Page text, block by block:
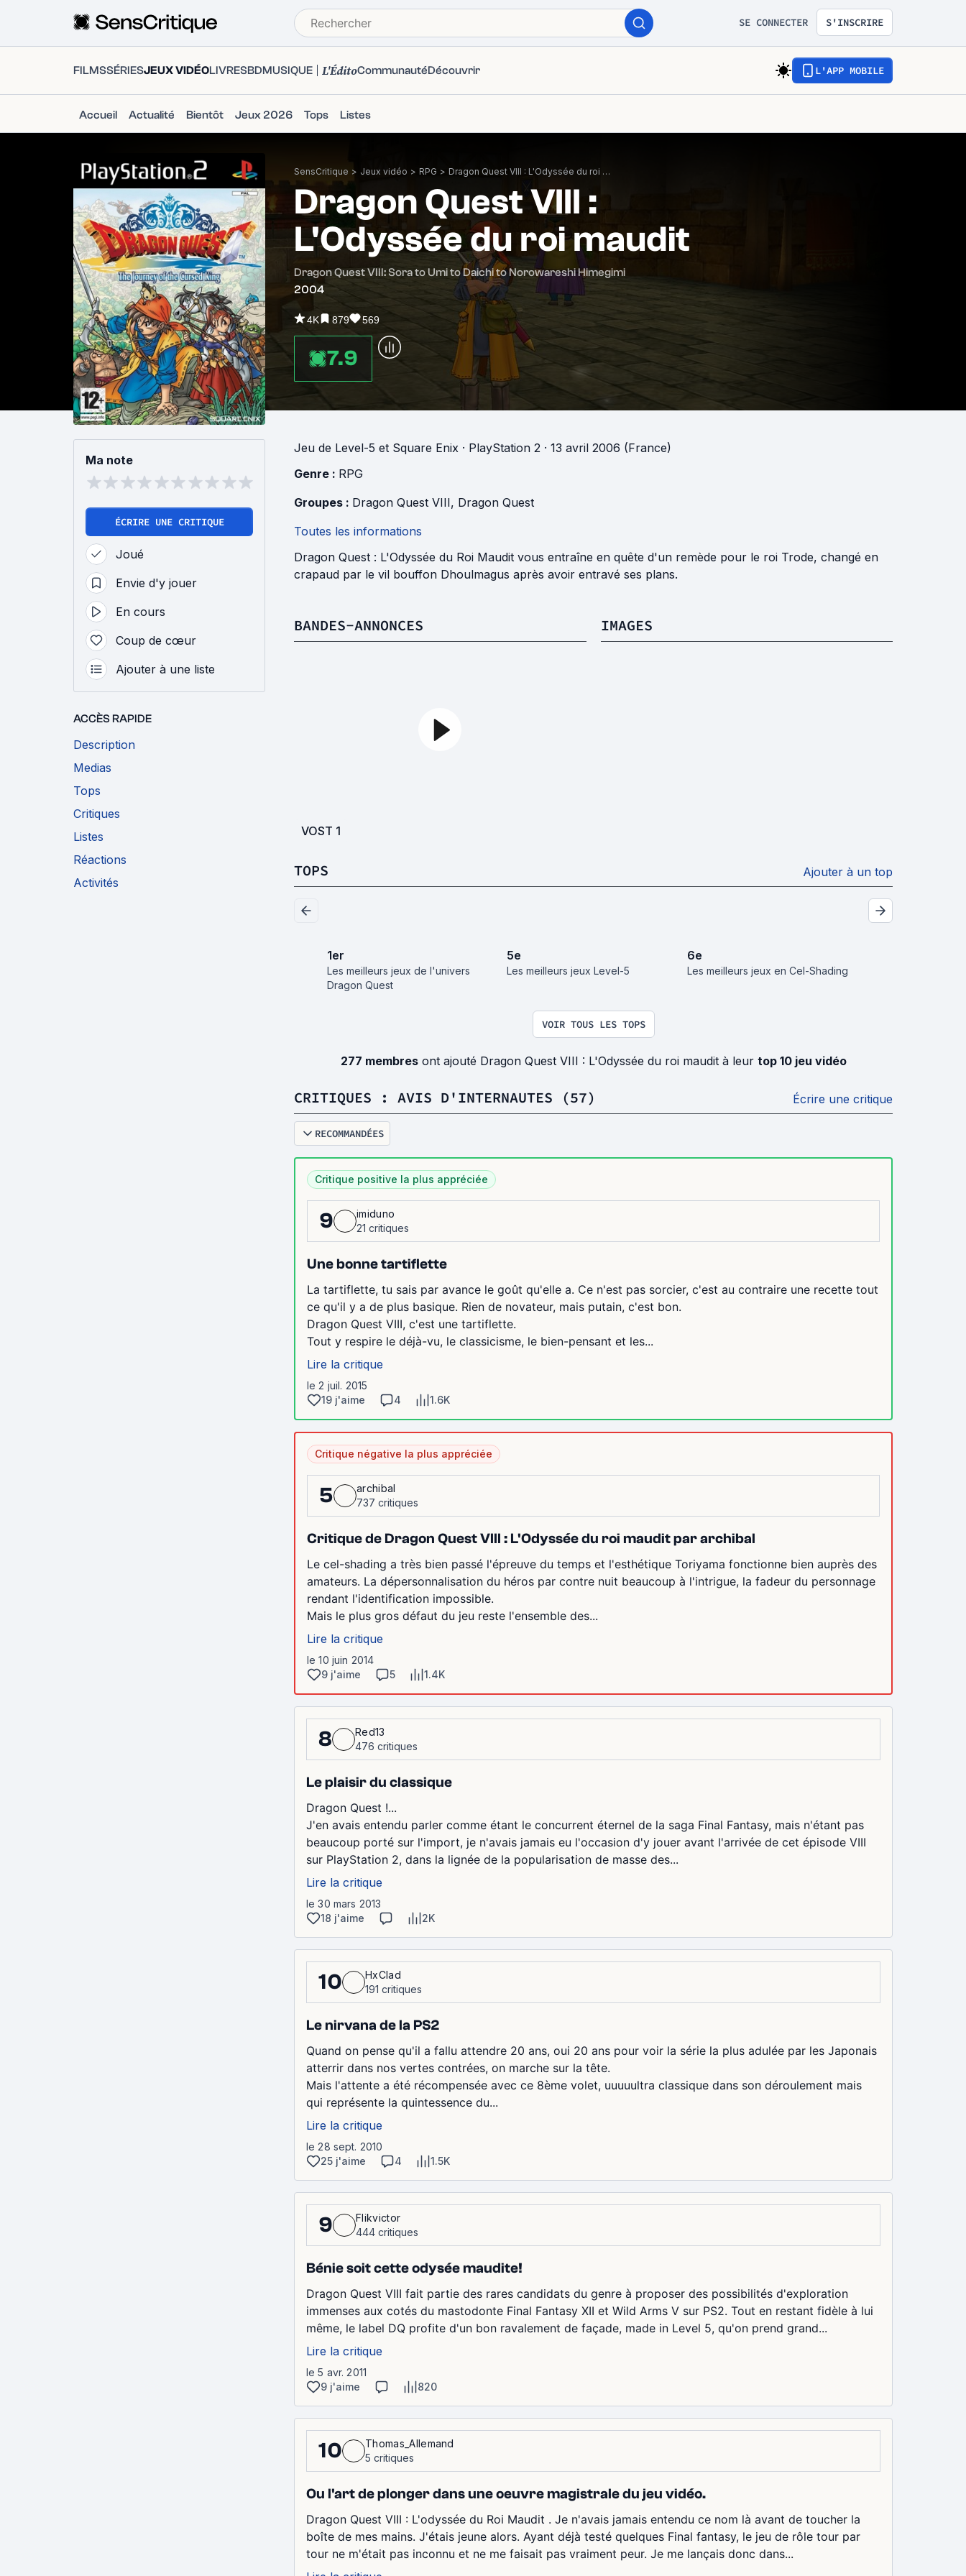
SE CONNECTER S'INSCRIRE
FILMSSÉRIESJEUX VIDÉOLIVRESBDMUSIQUE L'ÉditoCommunautéDécouvrir L'APP MOBILE
Accueil Actualité Bientôt Jeux 2026 Tops Listes
SensCritique > Jeux vidéo > RPG > Dragon Quest VIII : L'Odyssée du roi maudit
Dragon Quest VIII :
L'Odyssée du roi maudit
Dragon Quest VIII: Sora to Umi to Daichi to Norowareshi Himegimi
2004
4K 879 569
7.9
Ma note
ÉCRIRE UNE CRITIQUE
Joué
Envie d'y jouer
En cours
Coup de cœur
Ajouter à une liste
ACCÈS RAPIDE
Description
Medias
Tops
Critiques
Listes
Réactions
Activités
Jeu de Level-5 et Square Enix · PlayStation 2 · 13 avril 2006 (France)
Genre : RPG
Groupes : Dragon Quest VIII, Dragon Quest
Toutes les informations
Dragon Quest : L'Odyssée du Roi Maudit vous entraîne en quête d'un remède pour le roi Trode, changé en
crapaud par le vil bouffon Dhoulmagus après avoir entravé ses plans.
BANDES-ANNONCES
VOST 1
IMAGES
TOPS Ajouter à un top
1er
Les meilleurs jeux de l'univers
Dragon Quest
5e
Les meilleurs jeux Level-5
6e
Les meilleurs jeux en Cel-Shading
VOIR TOUS LES TOPS
277 membresont ajouté Dragon Quest VIII : L'Odyssée du roi maudit à leur top 10 jeu vidéo
CRITIQUES : AVIS D'INTERNAUTES (57) Écrire une critique
RECOMMANDÉES
Critique positive la plus appréciée
9
imiduno
21 critiques
Une bonne tartiflette
La tartiflette, tu sais par avance le goût qu'elle a. Ce n'est pas sorcier, c'est au contraire une recette tout
ce qu'il y a de plus basique. Rien de novateur, mais putain, c'est bon.
Dragon Quest VIII, c'est une tartiflette.
Tout y respire le déjà-vu, le classicisme, le bien-pensant et les...
Lire la critique
le 2 juil. 2015
19 j'aime
4 1.6K
Critique négative la plus appréciée
5
archibal
737 critiques
Critique de Dragon Quest VIII : L'Odyssée du roi maudit par archibal
Le cel-shading a très bien passé l'épreuve du temps et l'esthétique Toriyama fonctionne bien auprès des
amateurs. La dépersonnalisation du héros par contre nuit beaucoup à l'intrigue, la fadeur du personnage
rendant l'identification impossible.
Mais le plus gros défaut du jeu reste l'ensemble des...
Lire la critique
le 10 juin 2014
9 j'aime
5 1.4K
8
Red13
476 critiques
Le plaisir du classique
Dragon Quest !...
J'en avais entendu parler comme étant le concurrent éternel de la saga Final Fantasy, mais n'étant pas
beaucoup porté sur l'import, je n'avais jamais eu l'occasion d'y jouer avant l'arrivée de cet épisode VIII
sur PlayStation 2, dans la lignée de la popularisation de masse des...
Lire la critique
le 30 mars 2013
18 j'aime
2K
10
HxClad
191 critiques
Le nirvana de la PS2
Quand on pense qu'il a fallu attendre 20 ans, oui 20 ans pour voir la série la plus adulée par les Japonais
atterrir dans nos vertes contrées, on marche sur la tête.
Mais l'attente a été récompensée avec ce 8ème volet, uuuuultra classique dans son déroulement mais
qui représente la quintessence du...
Lire la critique
le 28 sept. 2010
25 j'aime
4 1.5K
9
Flikvictor
444 critiques
Bénie soit cette odysée maudite!
Dragon Quest VIII fait partie des rares candidats du genre à proposer des possibilités d'exploration
immenses aux cotés du mastodonte Final Fantasy XII et Wild Arms V sur PS2. Tout en restant fidèle à lui
même, le label DQ profite d'un bon ravalement de façade, made in Level 5, qu'on prend grand...
Lire la critique
le 5 avr. 2011
9 j'aime
820
10
Thomas_Allemand
5 critiques
Ou l'art de plonger dans une oeuvre magistrale du jeu vidéo.
Dragon Quest VIII : L'odyssée du Roi Maudit . Je n'avais jamais entendu ce nom là avant de toucher la
boîte de mes mains. J'étais jeune alors. Ayant déjà testé quelques Final fantasy, le jeu de rôle tour par
tour ne m'était pas inconnu et ne me faisait pas vraiment peur. Je me lançais donc dans...